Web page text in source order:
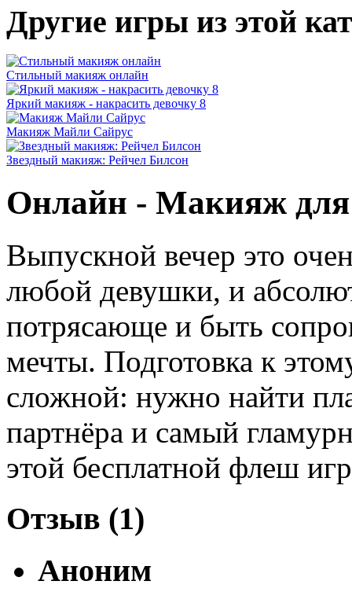
Другие игры из этой
Стильный макияж онлайн
Яркий макияж - накрасить девочку 8
Макияж Майли Сайрус
Звездный макияж: Рейчел Билсон
Онлайн - Макияж для
Выпускной вечер это
любой девушки, и
потрясающе и быть
мечты. Подготовка к
сложной: нужно найти
партнёра и самый
этой бесплатной флеш
Отзыв (1)
Аноним